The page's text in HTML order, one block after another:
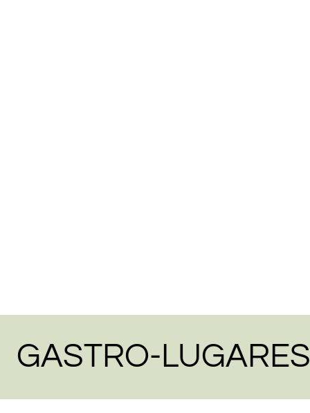
GASTRO-LUGARES